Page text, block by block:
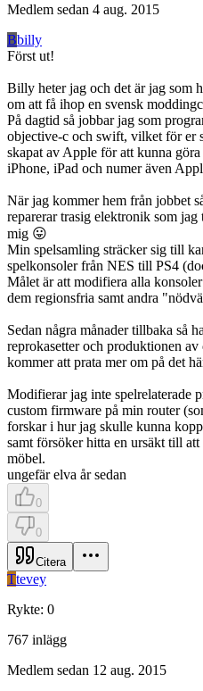
Medlem sedan 4 aug. 2015
Bbilly
Först ut!
Billy heter jag och det är jag som
om att få ihop en svensk
På dagtid så jobbar jag som
objective-c och swift, vilket för er
skapat av Apple för att kunna
iPhone, iPad och numer även
När jag kommer hem från jobbet
reparerar trasig elektronik som
mig 😛
Min spelsamling sträcker sig till
spelkonsoler från NES till PS4
Målet är att modifiera alla
dem regionsfria samt andra
Sedan några månader tillbaka så
reprokasetter och produktionen
kommer att prata mer om på det
Modifierar jag inte spelrelaterade
custom firmware på min router
forskar i hur jag skulle kunna
samt försöker hitta en ursäkt till
möbel.
ungefär elva år sedan
0
0
Citera
Ttevey
Rykte: 0
767 inlägg
Medlem sedan 12 aug. 2015